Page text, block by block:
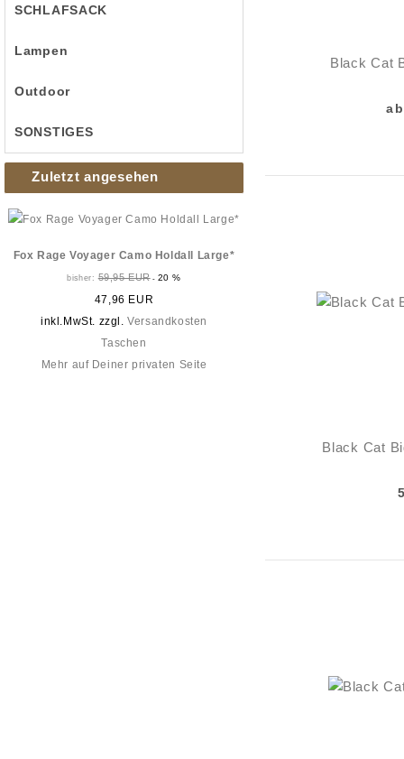
SCHLAFSACK
Lampen
Outdoor
SONSTIGES
Zuletzt angesehen
Fox Rage Voyager Camo Holdall Large*
bisher:59,95 EUR- 20 %
47,96 EUR
inkl.MwSt. zzgl.Versandkosten
Taschen
Mehr auf Deiner privaten Seite
Black Cat
Black Cat